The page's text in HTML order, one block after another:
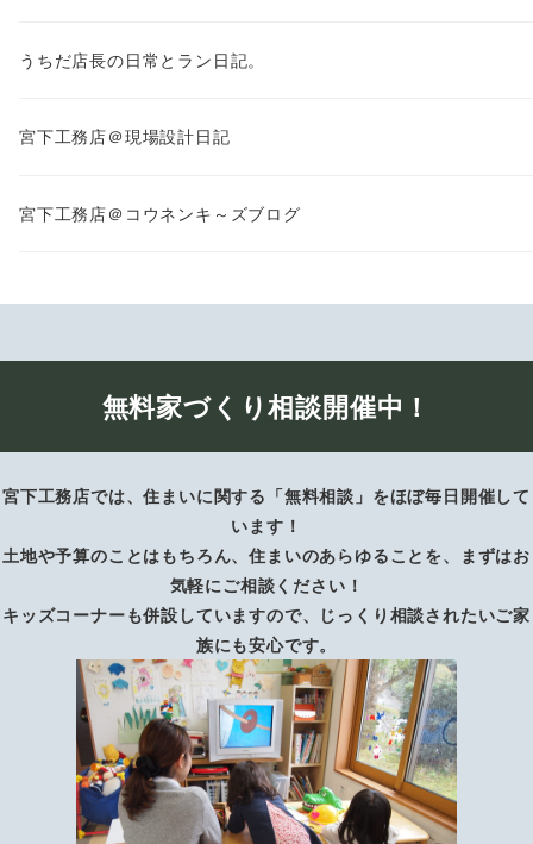
うちだ店長の日常とラン日記。
宮下工務店＠現場設計日記
宮下工務店＠コウネンキ～ズブログ
無料家づくり相談開催中！
宮下工務店では、住まいに関する「無料相談」をほぼ毎日開催して
います！
土地や予算のことはもちろん、住まいのあらゆることを、まずはお
気軽にご相談ください！
キッズコーナーも併設していますので、じっくり相談されたいご家
族にも安心です。